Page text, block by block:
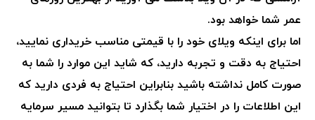
عمر شما خواهد بود.
اما برای اینکه ویلای خود را با قیمتی مناسب خریداری نمایید،
احتیاج به دقت و تجربه دارید، که شاید این موارد را شما به
صورت کامل نداشته باشید بنابراین احتیاج به فردی دارید که
این اطلاعات را در اختیار شما بگذارد تا بتوانید مسیر سرمایه